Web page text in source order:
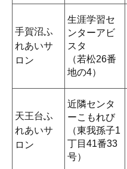
手賀沼ふ
れあいサ
ロン
生涯学習セ
ンターアビ
スタ
（若松26番
地の4）
天王台ふ
れあいサ
ロン
近隣センタ
ーこもれび
（東我孫子1
丁目41番33
号）